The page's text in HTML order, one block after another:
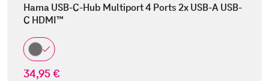
Hama USB-C-Hub Multiport 4 Ports 2x USB-A USB-
C HDMI™
34,95 €